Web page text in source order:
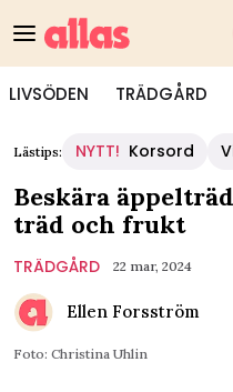
LIVSÖDEN TRÄDGÅRD
Lästips: NYTT! Korsord
Beskära
träd och frukt
TRÄDGÅRD 22 mar, 2024
Ellen Forsström
Foto: Christina Uhlin